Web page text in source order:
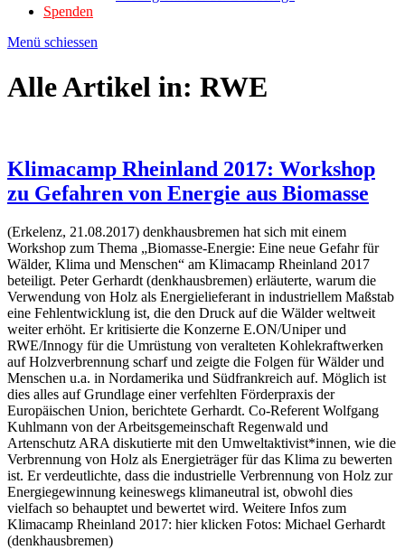
Spenden
Menü schiessen
Alle Artikel in: RWE
Klimacamp Rheinland 2017: Workshop
zu Gefahren von Energie aus Biomasse
(Erkelenz, 21.08.2017) denkhausbremen hat sich mit einem
Workshop zum Thema „Biomasse-Energie: Eine neue Gefahr für
Wälder, Klima und Menschen“ am Klimacamp Rheinland 2017
beteiligt. Peter Gerhardt (denkhausbremen) erläuterte, warum die
Verwendung von Holz als Energielieferant in industriellem Maßstab
eine Fehlentwicklung ist, die den Druck auf die Wälder weltweit
weiter erhöht. Er kritisierte die Konzerne E.ON/Uniper und
RWE/Innogy für die Umrüstung von veralteten Kohlekraftwerken
auf Holzverbrennung scharf und zeigte die Folgen für Wälder und
Menschen u.a. in Nordamerika und Südfrankreich auf. Möglich ist
dies alles auf Grundlage einer verfehlten Förderpraxis der
Europäischen Union, berichtete Gerhardt. Co-Referent Wolfgang
Kuhlmann von der Arbeitsgemeinschaft Regenwald und
Artenschutz ARA diskutierte mit den Umweltaktivist*innen, wie die
Verbrennung von Holz als Energieträger für das Klima zu bewerten
ist. Er verdeutlichte, dass die industrielle Verbrennung von Holz zur
Energiegewinnung keineswegs klimaneutral ist, obwohl dies
vielfach so behauptet und bewertet wird. Weitere Infos zum
Klimacamp Rheinland 2017: hier klicken Fotos: Michael Gerhardt
(denkhausbremen)